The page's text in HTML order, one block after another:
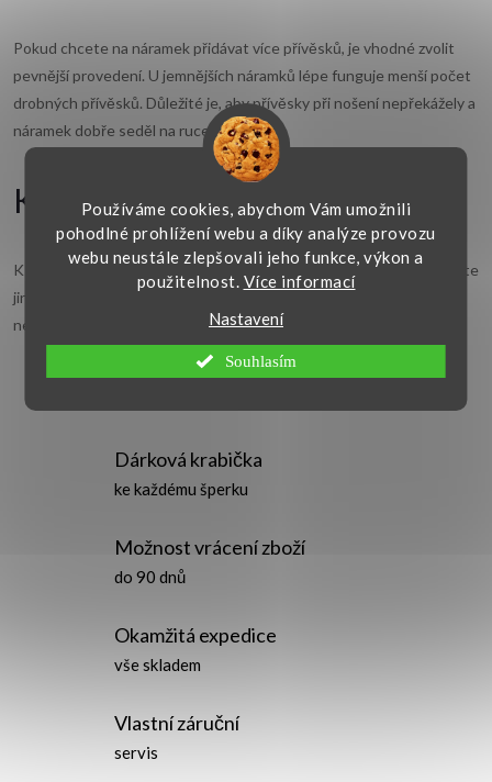
Používáme cookies, abychom Vám umožnili
pohodlné prohlížení webu a díky analýze provozu
webu neustále zlepšovali jeho funkce, výkon a
použitelnost. Více informací
Nastavení
Souhlasím
r
v
k
y
ý
p
s
Pokud chcete na náramek přidávat více přívěsků, je vhodné zvolit
pevnější provedení. U jemnějších náramků lépe funguje menší počet
drobných přívěsků. Důležité je, aby přívěsky při nošení nepřekážely a
náramek dobře seděl na ruce.
Kombinace s dalšími šperky
K náramku můžete vybrat také přívěsky na náramek . Pokud hledáte
jiný typ náramku, projděte také
nebo
Dárková krabička
ke každému šperku
Možnost vrácení zboží
do 90 dnů
Okamžitá expedice
vše skladem
Vlastní záruční
servis